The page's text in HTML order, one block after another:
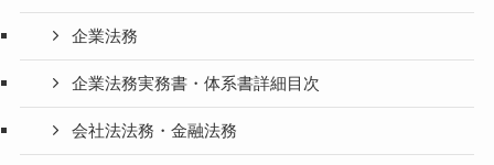
企業法務
企業法務実務書・体系書詳細目次
会社法法務・金融法務